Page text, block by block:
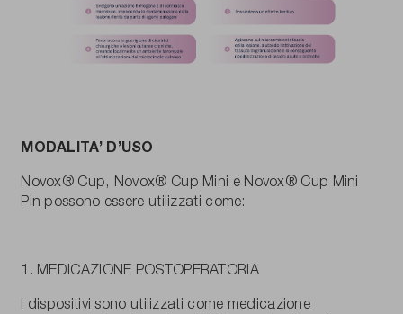
MODALITA’ D’USO
Novox® Cup, Novox® Cup Mini e Novox® Cup Mini
Pin possono essere utilizzati come:
1. MEDICAZIONE POSTOPERATORIA
I dispositivi sono utilizzati come medicazione